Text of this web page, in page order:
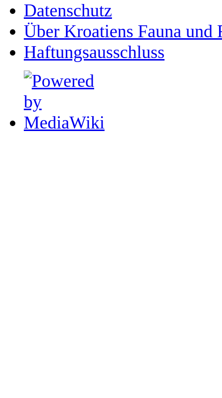
Datenschutz
Über Kroatiens Fauna und
Haftungsausschluss